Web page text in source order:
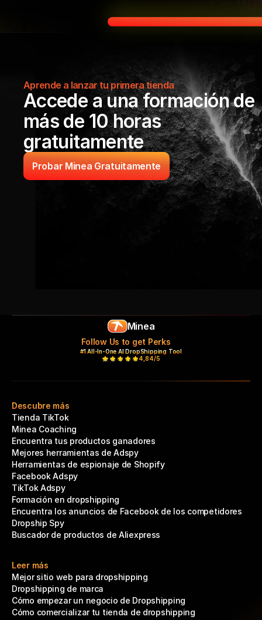
Aprende a lanzar tu primera tienda
Accede a una formación de
más de 10 horas
gratuitamente
Probar Minea Gratuitamente
Minea
Follow Us to get Perks
#1 All-In-One AI DropShipping Tool
4,84/5
Descubre más
Tienda TikTok
Minea Coaching
Encuentra tus productos ganadores
Mejores herramientas de Adspy
Herramientas de espionaje de Shopify
Facebook Adspy
TikTok Adspy
Formación en dropshipping
Encuentra los anuncios de Facebook de los competidores
Dropship Spy
Buscador de productos de Aliexpress
Leer más
Mejor sitio web para dropshipping
Dropshipping de marca
Cómo empezar un negocio de Dropshipping
Cómo comercializar tu tienda de dropshipping